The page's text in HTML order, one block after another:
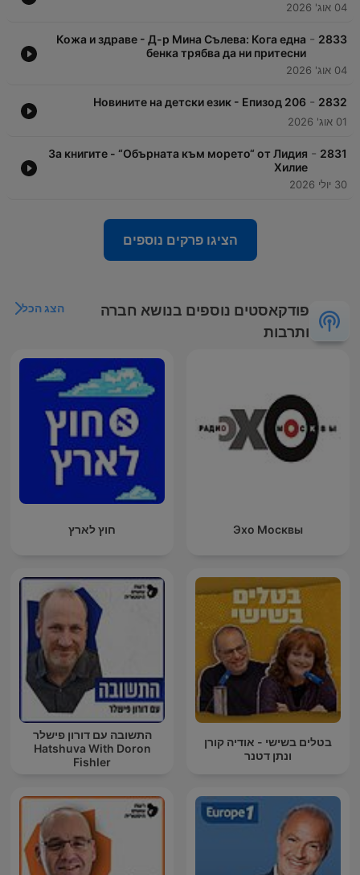
04 אוג' 2026
2833
-
Кожа и здраве - Д-р Мина Сълева: Кога една
бенка трябва да ни притесни
04 אוג' 2026
2832
-
Новините на детски език - Епизод 206
01 אוג' 2026
2831
-
За книгите - “Обърната към морето“ от Лидия
Хилие
30 יולי 2026
הציגו פרקים נוספים
פודקאסטים נוספים בנושא חברה
ותרבות
הצג הכל
Эхо Москвы חוץ לארץ
בטלים בשישי - אודיה קורן
ונתן דטנר
התשובה עם דורון פישלר
Hatshuva With Doron
Fishler